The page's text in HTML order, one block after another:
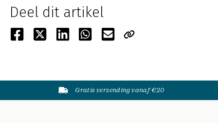
Deel dit artikel
Gratis verzending vanaf €20